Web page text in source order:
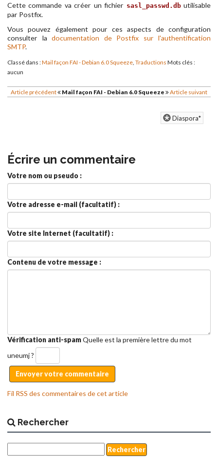
Cette commande va créer un fichier sasl_passwd.dbutilisable
par Postfix.
Vous pouvez également pour ces aspects de configuration
consulter la documentation de Postfix sur l'authentification
SMTP.
Classé dans :Mail façon FAI - Debian 6.0 Squeeze Traductions Mots clés :
aucun
Article précédent Mail façon FAI - Debian 6.0 Squeeze Article suivant
Diaspora*
Écrire un commentaire
Votre nom ou pseudo :
Votre adresse e-mail (facultatif) :
Votre site Internet (facultatif) :
Contenu de votre message :
Vérification anti-spamQuelle est la premièrelettre du mot
uneumj?
Fil RSS des commentaires de cet article
Rechercher